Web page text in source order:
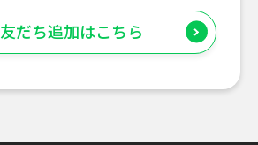
友だち追加はこちら